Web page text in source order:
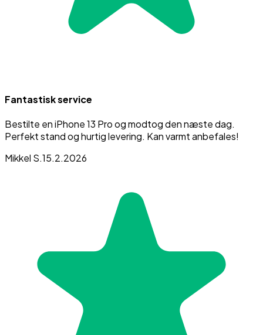
Fantastisk service
Bestilte en iPhone 13 Pro og modtog den næste dag.
Perfekt stand og hurtig levering. Kan varmt anbefales!
Mikkel S.15.2.2026